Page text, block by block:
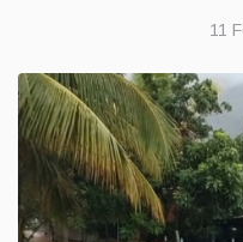
11